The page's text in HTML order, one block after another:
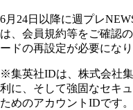
6月24日以降に週プレ
は、会員規約等をご確認
ードの再設定が必要になり
※集英社IDは、株式会社
利に、そして強固なセキ
ためのアカウントIDです